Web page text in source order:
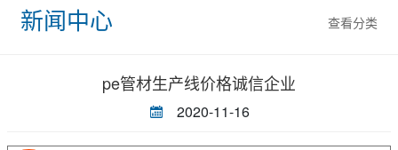
查看分类
新闻中心
pe管材生产线价格诚信企业
2020-11-16